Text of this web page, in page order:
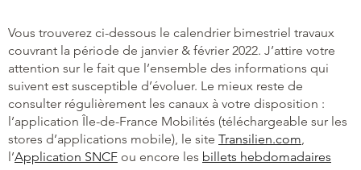
Vous trouverez ci-dessous le calendrier bimestriel travaux
couvrant la période de janvier & février 2022. J’attire votre
attention sur le fait que l’ensemble des informations qui
suivent est susceptible d’évoluer. Le mieux reste de
consulter régulièrement les canaux à votre disposition :
l’application Île-de-France Mobilités (téléchargeable sur les
stores d’applications mobile), le site Transilien.com
l’Application SNCF ou encore les billets hebdomadaires